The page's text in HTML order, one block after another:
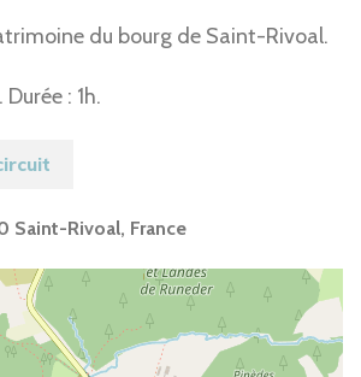
du bourg de Saint-Rivoal.
: 1h.
Saint-Rivoal, France